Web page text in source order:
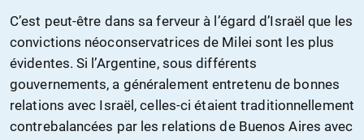
C’est peut-être dans sa ferveur à l’égard d’Israël que les
convictions néoconservatrices de Milei sont les plus
évidentes. Si l’Argentine, sous différents
gouvernements, a généralement entretenu de bonnes
relations avec Israël, celles-ci étaient traditionnellement
contrebalancées par les relations de Buenos Aires avec